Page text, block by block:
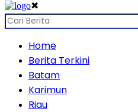
✖
Home
Berita Terkini
Batam
Karimun
Riau